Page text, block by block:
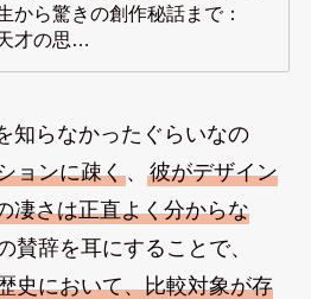
から驚きの創作秘話まで：
天才の思…
知らなかったぐらいなの
ョンに疎く、 彼がデザイン
凄さは正直よく分からな
賛辞を耳にすることで、
史において、比較対象が存